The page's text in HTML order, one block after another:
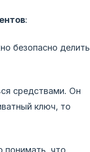
:
безопасно делить
средствами. Он
ключ, то
понимать, что